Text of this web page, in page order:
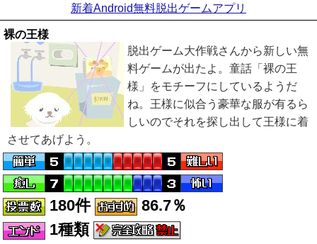
新着Android無料脱出ゲームアプリ
裸の王様
脱出ゲーム大作戦さんから新しい無
料ゲームが出たよ。童話「裸の王
様」をモチーフにしているようだ
ね。王様に似合う豪華な服が有るら
しいのでそれを探し出して王様に着
させてあげよう。
180件
86.7％
1種類